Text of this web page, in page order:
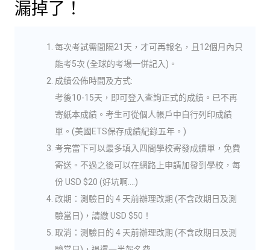
漏掉了！
每次考試需間隔21天，才可再報名，且12個月內只
能考5次 (全球的考場一併記入)。
成績公佈時間及方式:
考後10-15天，即可登入查詢正式的成績。已不再
寄紙本成績。考生可從個人帳戶中自行列印成績
單。(美國ETS保存成績紀錄五年。)
考完當下可以最多填入四間學校寄發成績單，免費
寄送。不過之後可以在網路上申請加發到學校，每
份 USD $20 (好坑啊….)
改期：測驗日的 4 天前辦理改期 (不含改期日及測
驗當日)，請繳 USD $50！
取消：測驗日的 4 天前辦理改期 (不含改期日及測